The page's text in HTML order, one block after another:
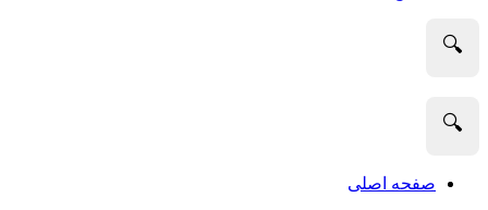
🔍
🔍
صفحه اصلی